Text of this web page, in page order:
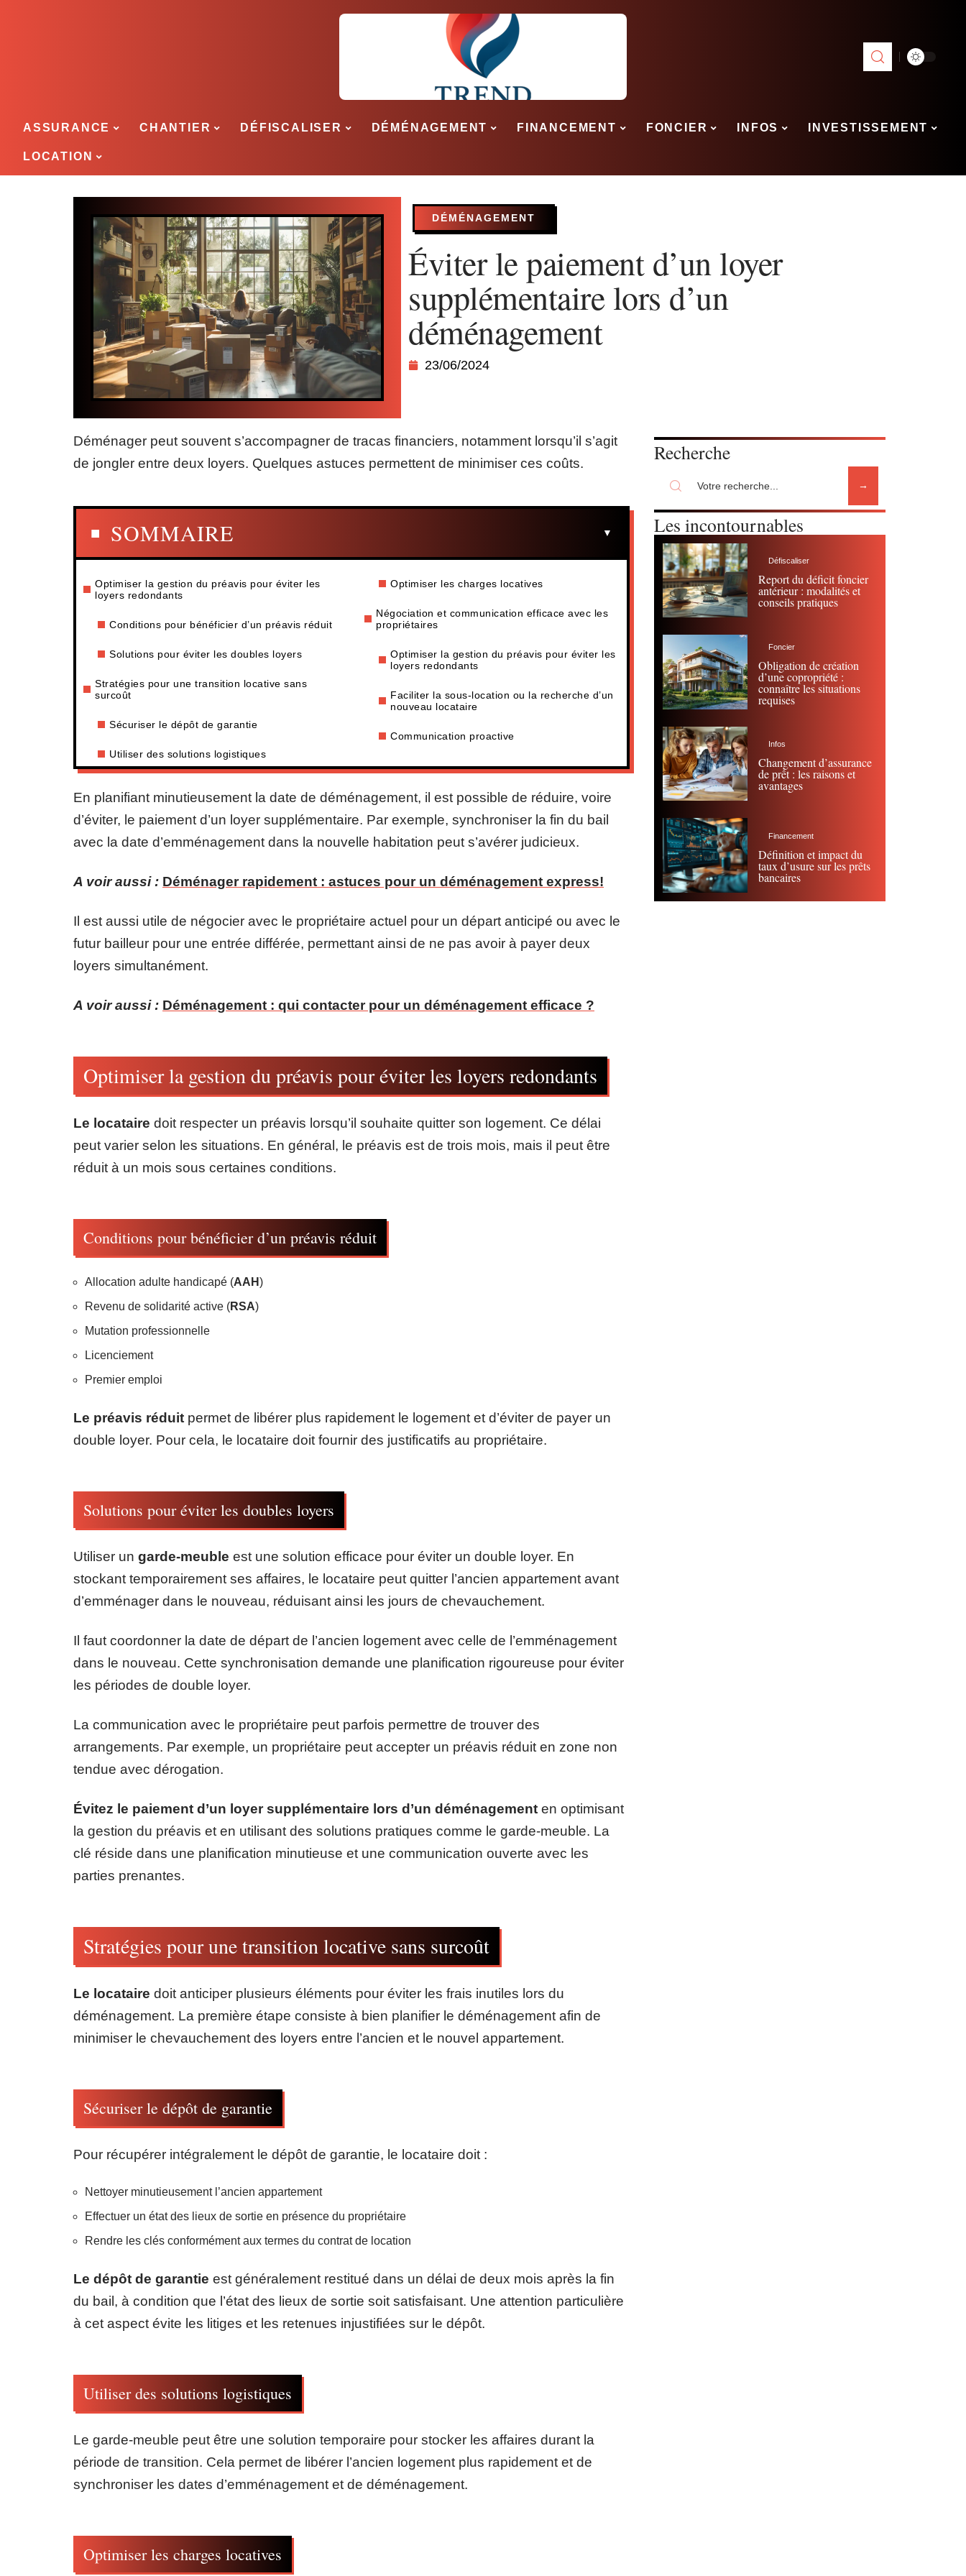
ASSURANCE CHANTIER DÉFISCALISER DÉMÉNAGEMENT FINANCEMENT FONCIER INFOS INVESTISSEMENT
LOCATION
DÉMÉNAGEMENT
Éviter le paiement d’un loyer
supplémentaire lors d’un
déménagement
23/06/2024
Déménager peut souvent s’accompagner de tracas financiers, notamment lorsqu’il s’agit
de jongler entre deux loyers. Quelques astuces permettent de minimiser ces coûts.
SOMMAIRE
Optimiser la gestion du préavis pour éviter les
loyers redondants
Conditions pour bénéficier d’un préavis réduit
Solutions pour éviter les doubles loyers
Stratégies pour une transition locative sans
surcoût
Sécuriser le dépôt de garantie
Utiliser des solutions logistiques
Optimiser les charges locatives
Négociation et communication efficace avec les
propriétaires
Optimiser la gestion du préavis pour éviter les
loyers redondants
Faciliter la sous-location ou la recherche d’un
nouveau locataire
Communication proactive
En planifiant minutieusement la date de déménagement, il est possible de réduire, voire
d’éviter, le paiement d’un loyer supplémentaire. Par exemple, synchroniser la fin du bail
avec la date d’emménagement dans la nouvelle habitation peut s’avérer judicieux.
A voir aussi : Déménager rapidement : astuces pour un déménagement express!
Il est aussi utile de négocier avec le propriétaire actuel pour un départ anticipé ou avec le
futur bailleur pour une entrée différée, permettant ainsi de ne pas avoir à payer deux
loyers simultanément.
A voir aussi : Déménagement : qui contacter pour un déménagement efficace ?
Optimiser la gestion du préavis pour éviter les loyers redondants
Le locataire doit respecter un préavis lorsqu’il souhaite quitter son logement. Ce délai
peut varier selon les situations. En général, le préavis est de trois mois, mais il peut être
réduit à un mois sous certaines conditions.
Conditions pour bénéficier d’un préavis réduit
Allocation adulte handicapé (AAH)
Revenu de solidarité active (RSA)
Mutation professionnelle
Licenciement
Premier emploi
Le préavis réduit permet de libérer plus rapidement le logement et d’éviter de payer un
double loyer. Pour cela, le locataire doit fournir des justificatifs au propriétaire.
Solutions pour éviter les doubles loyers
Utiliser un garde-meuble est une solution efficace pour éviter un double loyer. En
stockant temporairement ses affaires, le locataire peut quitter l’ancien appartement avant
d’emménager dans le nouveau, réduisant ainsi les jours de chevauchement.
Il faut coordonner la date de départ de l’ancien logement avec celle de l’emménagement
dans le nouveau. Cette synchronisation demande une planification rigoureuse pour éviter
les périodes de double loyer.
La communication avec le propriétaire peut parfois permettre de trouver des
arrangements. Par exemple, un propriétaire peut accepter un préavis réduit en zone non
tendue avec dérogation.
Évitez le paiement d’un loyer supplémentaire lors d’un déménagement en optimisant
la gestion du préavis et en utilisant des solutions pratiques comme le garde-meuble. La
clé réside dans une planification minutieuse et une communication ouverte avec les
parties prenantes.
Stratégies pour une transition locative sans surcoût
Le locataire doit anticiper plusieurs éléments pour éviter les frais inutiles lors du
déménagement. La première étape consiste à bien planifier le déménagement afin de
minimiser le chevauchement des loyers entre l’ancien et le nouvel appartement.
Sécuriser le dépôt de garantie
Pour récupérer intégralement le dépôt de garantie, le locataire doit :
Nettoyer minutieusement l’ancien appartement
Effectuer un état des lieux de sortie en présence du propriétaire
Rendre les clés conformément aux termes du contrat de location
Le dépôt de garantie est généralement restitué dans un délai de deux mois après la fin
du bail, à condition que l’état des lieux de sortie soit satisfaisant. Une attention particulière
à cet aspect évite les litiges et les retenues injustifiées sur le dépôt.
Utiliser des solutions logistiques
Le garde-meuble peut être une solution temporaire pour stocker les affaires durant la
période de transition. Cela permet de libérer l’ancien logement plus rapidement et de
synchroniser les dates d’emménagement et de déménagement.
Optimiser les charges locatives
Recherche
Les incontournables
Défiscaliser
Report du déficit foncier
antérieur : modalités et
conseils pratiques
Foncier
Obligation de création
d’une copropriété :
connaître les situations
requises
Infos
Changement d’assurance
de prêt : les raisons et
avantages
Financement
Définition et impact du
taux d’usure sur les prêts
bancaires